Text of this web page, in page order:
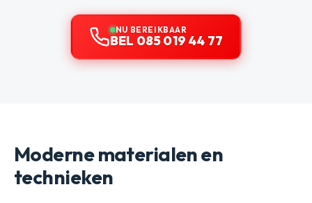
NU BEREIKBAAR
BEL 085 019 44 77
Moderne materialen en
technieken